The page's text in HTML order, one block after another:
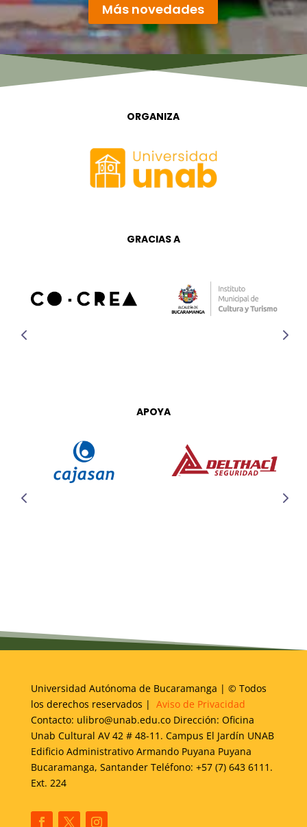
Más novedades
ORGANIZA
GRACIAS A
APOYA
Universidad Autónoma de Bucaramanga | © Todos
los derechos reservados | Aviso de Privacidad
Contacto: ulibro@unab.edu.co Dirección: Oficina
Unab Cultural AV 42 # 48-11. Campus El Jardín UNAB
Edificio Administrativo Armando Puyana Puyana
Bucaramanga, Santander Teléfono: +57 (7) 643 6111.
Ext. 224